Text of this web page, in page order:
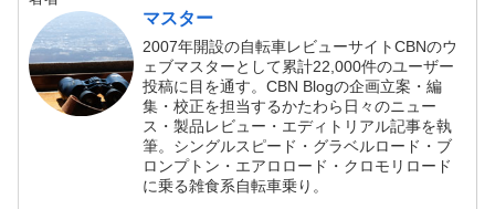
マスター
2007年開設の自転車レビューサイトCBNのウ
ェブマスターとして累計22,000件のユーザー
投稿に目を通す。CBN Blogの企画立案・編
集・校正を担当するかたわら日々のニュー
ス・製品レビュー・エディトリアル記事を執
筆。シングルスピード・グラベルロード・ブ
ロンプトン・エアロロード・クロモリロード
に乗る雑食系自転車乗り。